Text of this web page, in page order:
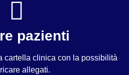
pazienti
cartella clinica con la possibilità
allegati.